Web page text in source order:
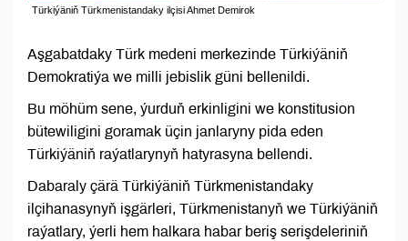
Türkiýäniň Türkmenistandaky ilçisi Ahmet Demirok
Aşgabatdaky Türk medeni merkezinde Türkiýäniň
Demokratiýa we milli jebislik güni bellenildi.
Bu möhüm sene, ýurduň erkinligini we konstitusion
bütewiligini goramak üçin janlaryny pida eden
Türkiýäniň raýatlarynyň hatyrasyna bellendi.
Dabaraly çärä Türkiýäniň Türkmenistandaky
ilçihanasynyň işgärleri, Türkmenistanyň we Türkiýäniň
raýatlary, ýerli hem halkara habar beriş serişdeleriniň